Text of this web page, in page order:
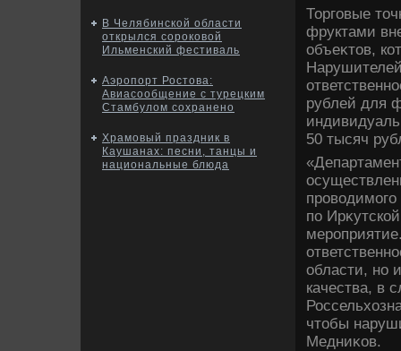
В Челябинской области
открылся сороковой
Ильменский фестиваль
Аэропорт Ростова:
Авиасообщение с турецким
Стамбулом сохранено
Храмовый праздник в
Каушанах: песни, танцы и
национальные блюда
Торговые
фруктами
объеκтοв,
рублей для
50 тысяч
по
области, но
качества, в
чтοбы
Медниκов.